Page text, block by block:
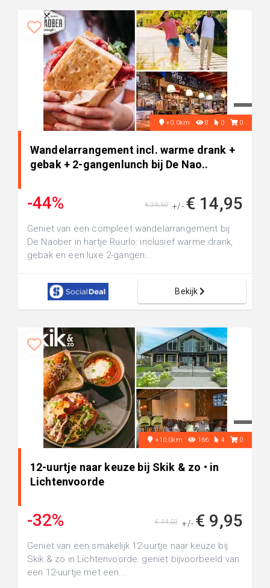
+0.0km 8 0 0
Wandelarrangement incl. warme drank +
gebak + 2-gangenlunch bij De Nao..
-44% +/- € 14,95
€ 26,50
Geniet van een compleet wandelarrangement bij
De Naober in hartje Ruurlo: inclusief warme drank,
gebak en een luxe 2-gangen...
Bekijk
+10.0km 166 4 0
12-uurtje naar keuze bij Skik & zo • in
Lichtenvoorde
-32% +/- € 9,95
€ 14,50
Geniet van een smakelijk 12-uurtje naar keuze bij
Skik & zo in Lichtenvoorde: geniet bijvoorbeeld van
een 12-uurtje met een...